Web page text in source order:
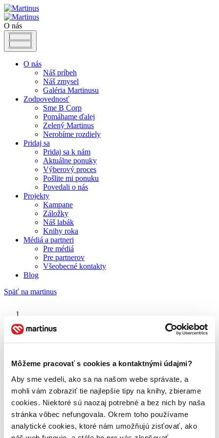
Môžeme pracovať s cookies a kontaktnými údajmi?
Aby sme vedeli, ako sa na našom webe správate, a
mohli vám zobraziť tie najlepšie tipy na knihy, zbierame
cookies. Niektoré sú naozaj potrebné a bez nich by naša
stránka vôbec nefungovala. Okrem toho používame
analytické cookies, ktoré nám umožňujú zisťovať, ako
O nás
O nás
Náš príbeh
Náš zmysel
Galéria Martinusu
Zodpovednosť
Sme B Corp
Pomáhame ďalej
Zelený Martinus
Nerobíme rozdiely
Pridaj sa
Pridaj sa k nám
Aktuálne ponuky
Výberový proces
Pošlite mi ponuku
Povedali o nás
Projekty
Kampane
Záložky
Náš labák
Knihy roka
Médiá a partneri
Pre médiá
Pre partnerov
Všeobecné kontakty
Blog
Späť na martinus
Robert James Waller
O nás
Náš príbeh
Galéria Martinusu
Zodpovednosť
Sme B Corp